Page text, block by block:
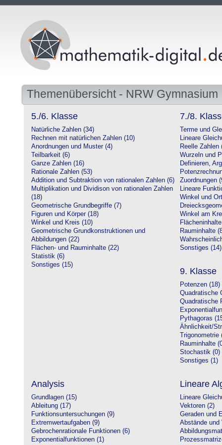
Themenübersicht - NRW Gymnasium
5./6. Klasse
Natürliche Zahlen (34)
Rechnen mit natürlichen Zahlen (10)
Anordnungen und Muster (4)
Teilbarkeit (6)
Ganze Zahlen (16)
Rationale Zahlen (53)
Addition und Subtraktion von rationalen Zahlen (6)
Multiplikation und Dividison von rationalen Zahlen
(18)
Geometrische Grundbegriffe (7)
Figuren und Körper (18)
Winkel und Kreis (10)
Geometrische Grundkonstruktionen und
Abbildungen (22)
Flächen- und Rauminhalte (22)
Statistik (6)
Sonstiges (15)
7./8.
Terme und
Lineare
Reelle Zahlen
Wurzeln und
Definieren,
Zuordnungen
Lineare
Winkel und
Winkel am
Rauminhalte
Sonstiges (14)
9. Klasse
Potenzen (18)
Quadratische
Quadratische
Pythagoras
Ähnlichkeit/
Trigonometrie
Rauminhalte
Stochastik (0)
Sonstiges (1)
Analysis
Grundlagen (15)
Ableitung (17)
Funktionsuntersuchungen (9)
Extremwertaufgaben (9)
Gebrochenrationale Funktionen (6)
Exponentialfunktionen (1)
Lineare
Lineare
Vektoren (2)
Geraden und
Abstände und